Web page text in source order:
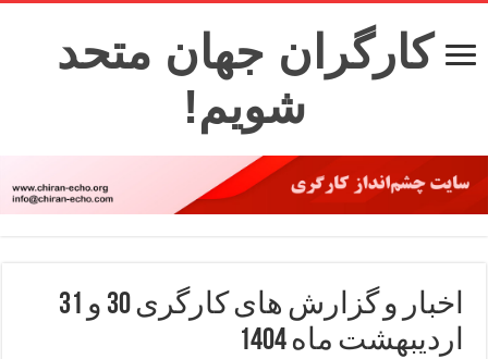
کارگران جهان متحد
شویم!
اخبار و گزارش های کارگری 30 و 31
اردیبهشت ماه 1404